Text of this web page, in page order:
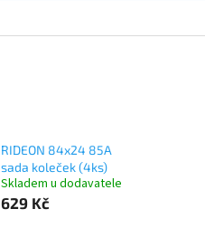
RIDEON 84x24 85A
sada koleček (4ks)
Skladem u dodavatele
629 Kč